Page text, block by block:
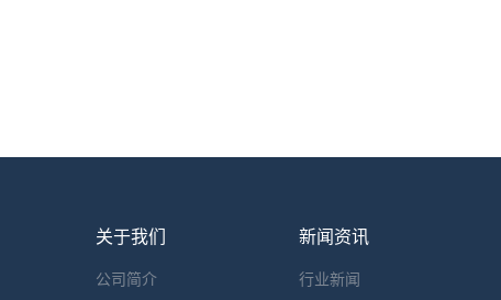
关于我们
公司简介
新闻资讯
行业新闻